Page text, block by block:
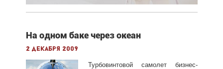
На одном баке через океан
2 декабря 2009
Турбовинтовой самолет бизнес-